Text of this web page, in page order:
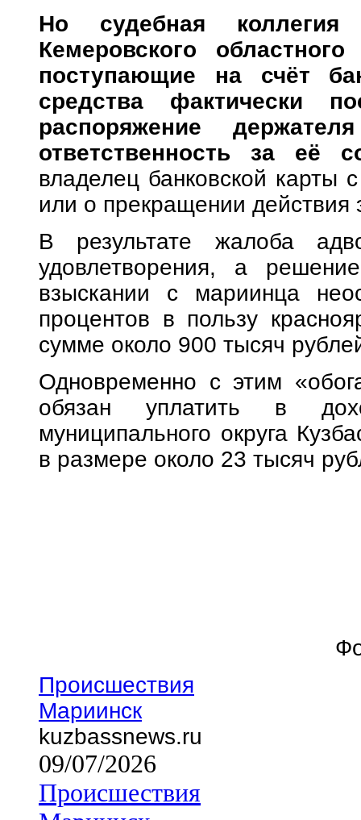
Но судебная
Кемеровского
поступающие на счёт
средства фактически
распоряжение
ответственность за её
владелец банковской карты
или о прекращении
В результате жалоба
удовлетворения, а
взыскании с мариинца
процентов в пользу
сумме около 900 тысяч
Одновременно с этим
обязан уплатить в
муниципального округа
в размере около 23 тысяч
Происшествия
Мариинск
kuzbassnews.ru
09/07/2026
Происшествия